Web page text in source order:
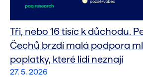
27. 5. 2026
Tři, nebo 16 tisíc k důchodu.
Čechů brzdí malá podpora
poplatky, které lidi neznají